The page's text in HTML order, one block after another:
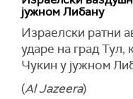
"Безбедан пролаз
успостављање
Либану били су
сматрају
портпарол.
да ли ће бити
предлога, преноси
(Reuters )
јужном Либану
Израелски ратни
ударе на град
Чукин у јужном
(Al Jazeera)